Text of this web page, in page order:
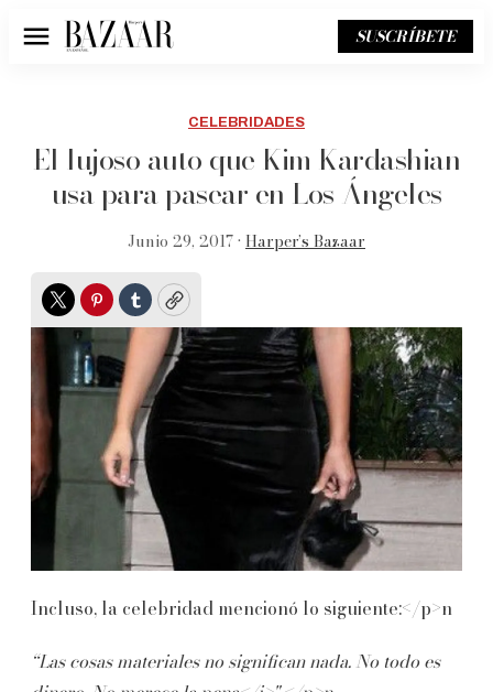
Menú SUSCRÍBETE
CELEBRIDADES
El lujoso auto que Kim Kardashian
usa para pasear en Los Ángeles
Junio 29, 2017 • Harper’s Bazaar
TwitterPinterest
TumblrCopy
Incluso, la celebridad mencionó lo siguiente:</p>n
“Las cosas materiales no significan nada. No todo es